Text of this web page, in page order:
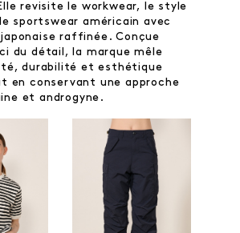
revisite le workwear, le style
sportswear américain avec
raffinée. Conçue
du détail, la marque mêle
durabilité et esthétique
en conservant une approche
et androgyne.